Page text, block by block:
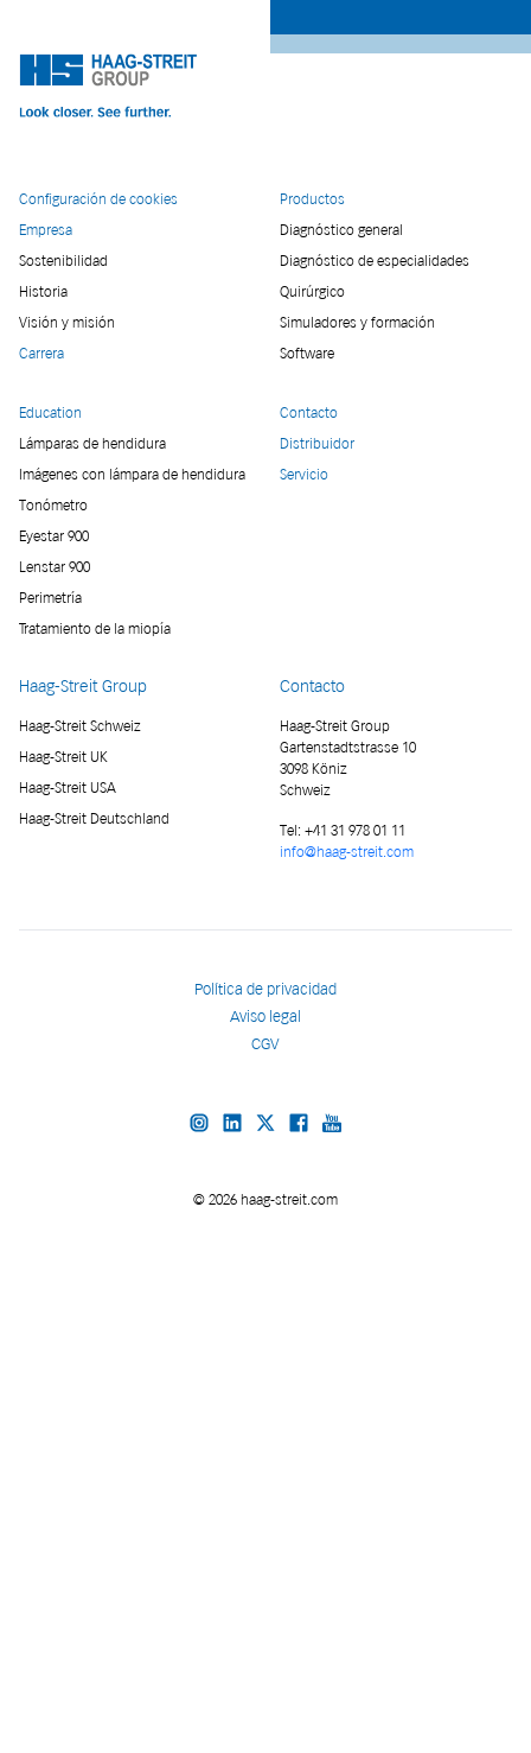
Configuración de cookies
Empresa
Sostenibilidad
Historia
Visión y misión
Carrera
Productos
Diagnóstico general
Diagnóstico de especialidades
Quirúrgico
Simuladores y formación
Software
Education
Lámparas de hendidura
Imágenes con lámpara de hendidura
Tonómetro
Eyestar 900
Lenstar 900
Perimetría
Tratamiento de la miopía
Contacto
Distribuidor
Servicio
Haag-Streit Group
Haag-Streit Schweiz
Haag-Streit UK
Haag-Streit USA
Haag-Streit Deutschland
Contacto
Haag-Streit Group
Gartenstadtstrasse 10
3098 Köniz
Schweiz
Tel: +41 31 978 01 11
info@haag-streit.com
Política de privacidad
Aviso legal
CGV
© 2026 haag-streit.com